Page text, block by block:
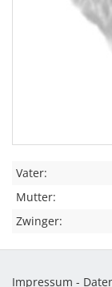
Vater:
Mutter:
Zwinger:
Impressum -